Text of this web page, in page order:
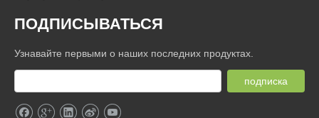
ПОДПИСЫВАТЬСЯ
Узнавайте первыми о наших последних продуктах.
подписка